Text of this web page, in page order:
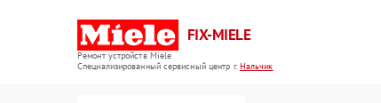
FIX-MIELE
Ремонт устройств Miele
Специализированный cервисный центр г.Нальчик